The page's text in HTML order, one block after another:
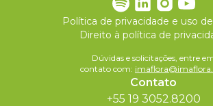
Política de privacidade e uso
Direito à política de
Dúvidas e solicitações, entre
contato com:
Contato
+55 19 3052.8200